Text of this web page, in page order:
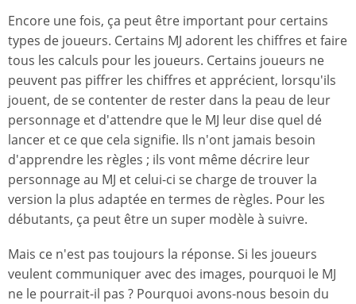
Encore une fois, ça peut être important pour certains
types de joueurs. Certains MJ adorent les chiffres et faire
tous les calculs pour les joueurs. Certains joueurs ne
peuvent pas piffrer les chiffres et apprécient, lorsqu'ils
jouent, de se contenter de rester dans la peau de leur
personnage et d'attendre que le MJ leur dise quel dé
lancer et ce que cela signifie. Ils n'ont jamais besoin
d'apprendre les règles ; ils vont même décrire leur
personnage au MJ et celui-ci se charge de trouver la
version la plus adaptée en termes de règles. Pour les
débutants, ça peut être un super modèle à suivre.
Mais ce n'est pas toujours la réponse. Si les joueurs
veulent communiquer avec des images, pourquoi le MJ
ne le pourrait-il pas ? Pourquoi avons-nous besoin du